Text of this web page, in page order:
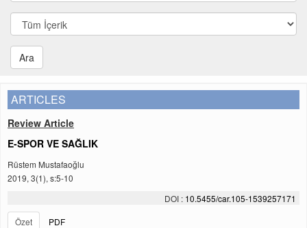
Ara
ARTICLES
Review Article
E-SPOR VE SAĞLIK
Rüstem Mustafaoğlu
2019, 3(1), s:5-10
DOI : 10.5455/car.105-1539257171
Özet
PDF